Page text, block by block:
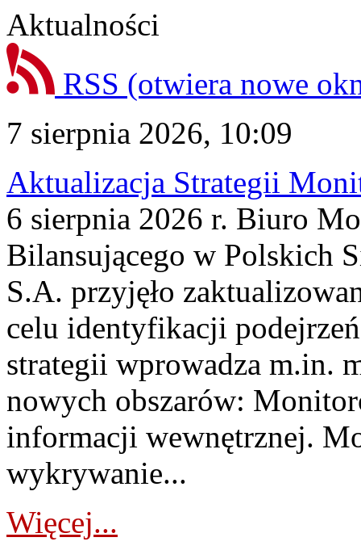
Aktualności
RSS (otwiera nowe
7 sierpnia 2026, 10:09
Aktualizacja Strategii
6 sierpnia 2026 r. Biuro
Bilansującego w Polskich
S.A. przyjęło
celu identyfikacji
strategii wprowadza m.in.
nowych obszarów:
informacji wewnętrznej.
wykrywanie...
Więcej...